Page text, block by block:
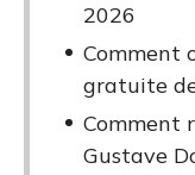
2026
Comment
gratuite
Comment
Gustave